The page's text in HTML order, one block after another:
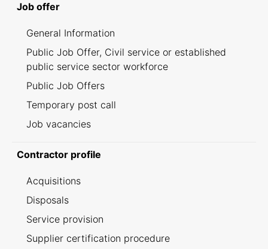
Job offer
General Information
Public Job Offer, Civil service or established
public service sector workforce
Public Job Offers
Temporary post call
Job vacancies
Contractor profile
Acquisitions
Disposals
Service provision
Supplier certification procedure